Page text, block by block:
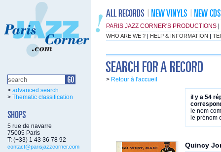
PARIS JAZZ CORNER'S PRODUCTIONS
WHO ARE WE ? | HELP & INFORMATION |
> advanced search
> Thematic classification
5 rue de navarre
75005 Paris
T: (+33) 1 43 36 78 92
contact@parisjazzcorner.com
> Retour à l'accueil
il y a 54
le nom
le prénom
Quincy